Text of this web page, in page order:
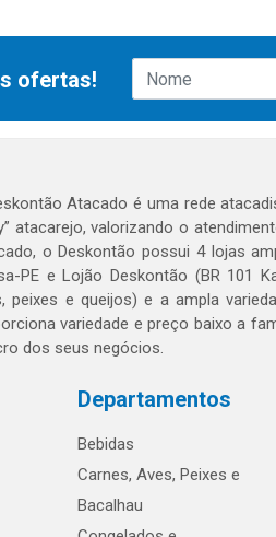
ofertas!
Atacado é uma rede
atacarejo, valorizando o
o Deskontão possui 4 lojas
PE e Lojão Deskontão (BR 101
peixes e queijos) e a ampla
variedade e preço baixo a
dos seus negócios.
Departamentos
Bebidas
Carnes, Aves, Peixes e
Bacalhau